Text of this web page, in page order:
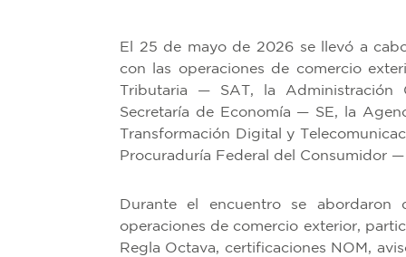
El 25 de mayo de 2026 se llevó a
con las operaciones de comercio
Tributaria — SAT, la
Secretaría de Economía — SE, la
Transformación Digital y
Procuraduría Federal del Consumidor
Durante el encuentro se abordaron
operaciones de comercio exterior,
Regla Octava, certificaciones NOM,